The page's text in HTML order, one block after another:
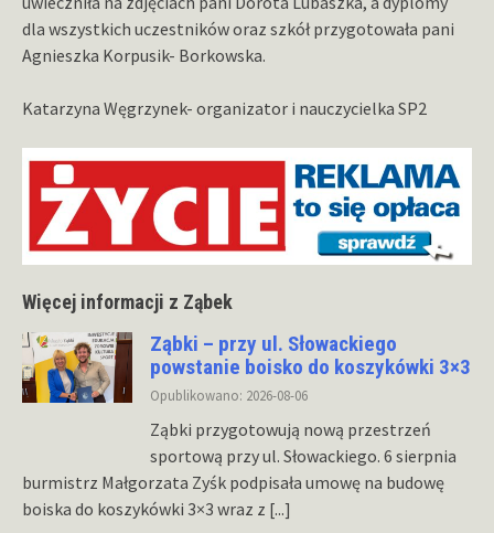
dla wszystkich uczestników oraz szkół przygotowała pani
Agnieszka Korpusik- Borkowska.
Katarzyna Węgrzynek- organizator i nauczycielka SP2
Więcej informacji z Ząbek
Ząbki – przy ul. Słowackiego
powstanie boisko do koszykówki 3×3
Opublikowano: 2026-08-06
Ząbki przygotowują nową przestrzeń
sportową przy ul. Słowackiego. 6 sierpnia
burmistrz Małgorzata Zyśk podpisała umowę na budowę
boiska do koszykówki 3×3 wraz z [...]